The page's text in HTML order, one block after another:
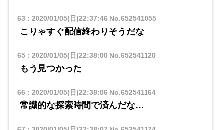
63 : 2020/01/05(日)22:37:46 No.652541055
こりゃすぐ配信終わりそうだな
65: 2020/01/05(日)22:38:00 No.652541120
もう見つかった
66 : 2020/01/05(日)22:38:06 No.652541164
常識的な探索時間で済んだな…